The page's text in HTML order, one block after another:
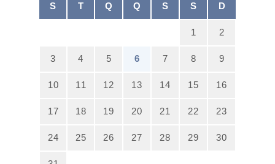
S T Q Q S S D
1 2
3 4 5 6 7 8 9
10 11 12 13 14 15 16
17 18 19 20 21 22 23
24 25 26 27 28 29 30